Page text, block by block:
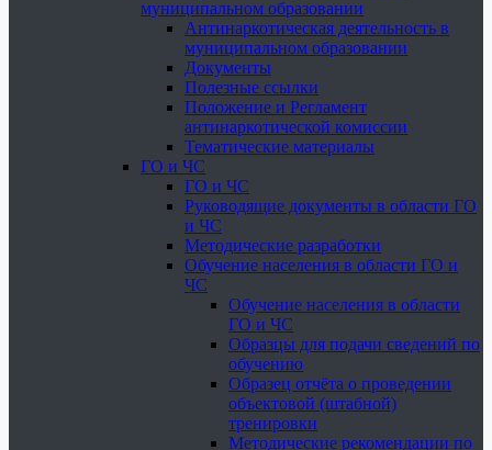
муниципальном образовании
Антинаркотическая деятельность в
муниципальном образовании
Документы
Полезные ссылки
Положение и Регламент
антинаркотической комиссии
Тематические материалы
ГО и ЧС
ГО и ЧС
Руководящие документы в области ГО
и ЧС
Методические разработки
Обучение населения в области ГО и
ЧС
Обучение населения в области
ГО и ЧС
Образцы для подачи сведений по
обучению
Образец отчёта о проведении
объектовой (штабной)
тренировки
Методические рекомендации по